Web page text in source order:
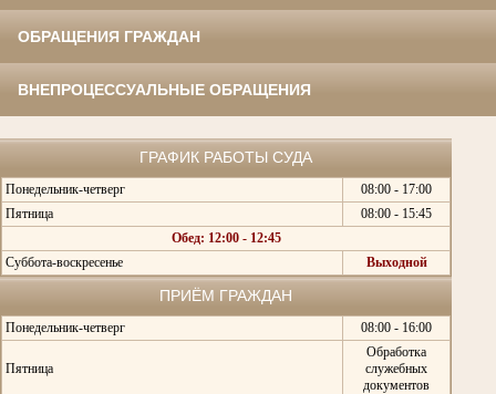
ОБРАЩЕНИЯ ГРАЖДАН
ВНЕПРОЦЕССУАЛЬНЫЕ ОБРАЩЕНИЯ
ГРАФИК РАБОТЫ СУДА
Понедельник-четверг
08:00 - 17:00
Пятница
08:00 - 15:45
Обед: 12:00 - 12:45
Суббота-воскресенье
Выходной
ПРИЁМ ГРАЖДАН
Понедельник-четверг 08:00 - 16:00
Пятница
Обработка
служебных
документов